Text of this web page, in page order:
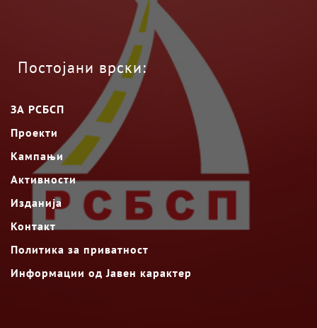
Постојани врски:
ЗА РСБСП
Проекти
Кампањи
Активности
Изданија
Контакт
Политика за приватност
Информации од Јавен карактер